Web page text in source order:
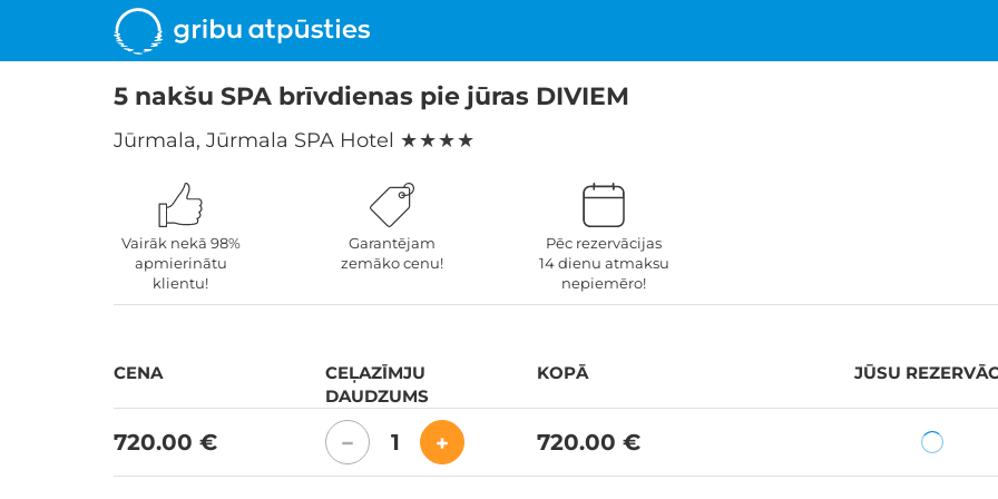
5 nakšu SPA brīvdienas pie jūras DIVIEM
Jūrmala, Jūrmala SPA Hotel ★ ★ ★ ★
Vairāk nekā 98%
apmierinātu
klientu!
Garantējam
zemāko cenu!
Pēc rezervācijas
14 dienu atmaksu
nepiemēro!
CENA
CEĻAZĪMJU
DAUDZUMS
KOPĀ JŪSU
720.00 € − 1 + 720.00 €